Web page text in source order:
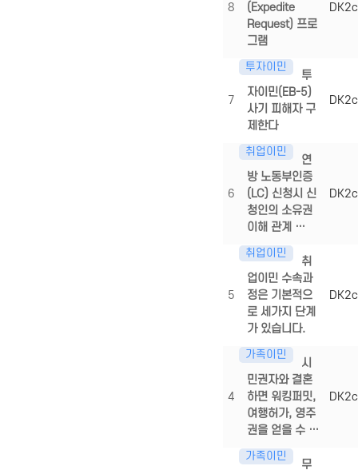
8
(Expedite
Request) 프로
그램
7
투자이민
투
자이민(EB-5)
사기 피해자 구
제한다
6
취업이민
연
방 노동부인증
(LC) 신청시 신
청인의 소유권
이해 관계 …
5
취업이민
취
업이민 수속과
정은 기본적으
로 세가지 단계
가 있습니다.
4
가족이민
시
민권자와 결혼
하면 워킹퍼밋,
여행허가, 영주
권을 얻을 수 …
가족이민
무